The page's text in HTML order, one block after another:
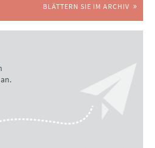
BLÄTTERN SIE IM ARCHIV